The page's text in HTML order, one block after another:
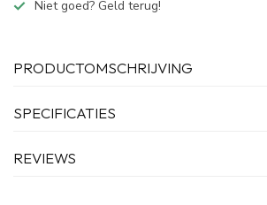
Niet goed? Geld terug!
PRODUCTOMSCHRIJVING
SPECIFICATIES
REVIEWS